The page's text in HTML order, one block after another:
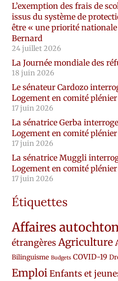
L’exemption des frais de
issus du système de
être « une priorité
Bernard
24 juillet 2026
La Journée mondiale des
18 juin 2026
Le sénateur Cardozo
Logement en comité
17 juin 2026
La sénatrice Gerba
Logement en comité
17 juin 2026
La sénatrice Muggli
Logement en comité
17 juin 2026
Étiquettes
Affaires
étrangères Agriculture
Bilinguisme Budgets COVID-19
EmploiEnfants et